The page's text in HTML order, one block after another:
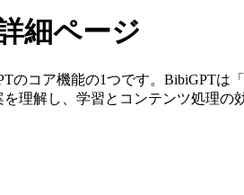
細ページ
のコア機能の1つです。BibiGPT
理解し、学習とコンテンツ処理